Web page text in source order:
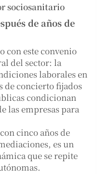
sociosanitario
de años de
con este convenio
del sector: la
laborales en
de concierto fijados
condicionan
las empresas para
cinco años de
es un
que se repite